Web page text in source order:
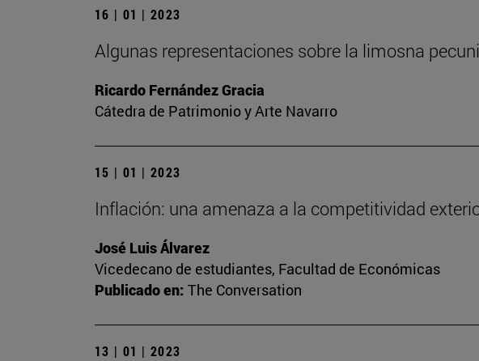
16 | 01 | 2023
Algunas representaciones sobre la limosna
Ricardo Fernández Gracia
Cátedra de Patrimonio y Arte Navarro
15 | 01 | 2023
Inflación: una amenaza a la competitividad
José Luis Álvarez
Vicedecano de estudiantes, Facultad de Económicas
Publicado en: The Conversation
13 | 01 | 2023